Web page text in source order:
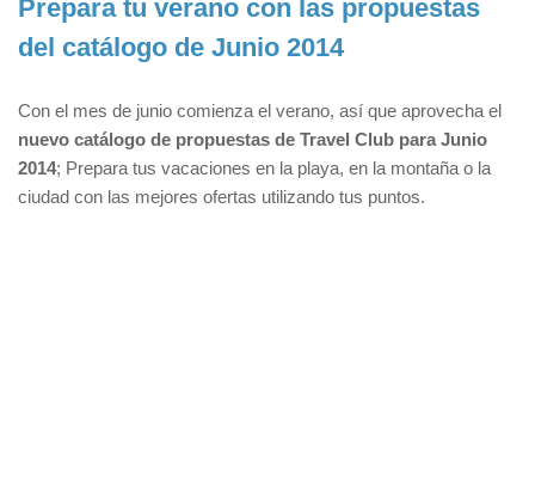
Prepara tu verano con las propuestas
del catálogo de Junio 2014
Con el mes de junio comienza el verano, así que aprovecha el
nuevo catálogo de propuestas de Travel Club para Junio
2014; Prepara tus vacaciones en la playa, en la montaña o la
ciudad con las mejores ofertas utilizando tus puntos.